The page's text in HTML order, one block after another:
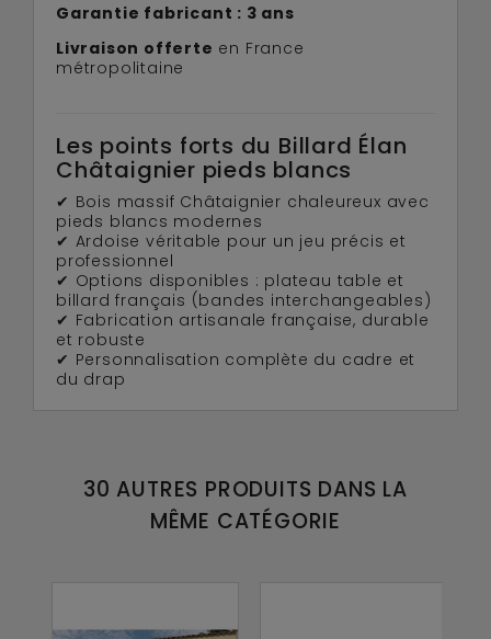
Garantie fabricant : 3 ans
Livraison offerte en France
métropolitaine
Les points forts du Billard Élan
Châtaignier pieds blancs
✔ Bois massif Châtaignier chaleureux avec
pieds blancs modernes
✔ Ardoise véritable pour un jeu précis et
professionnel
✔ Options disponibles : plateau table et
billard français (bandes interchangeables)
✔ Fabrication artisanale française, durable
et robuste
✔ Personnalisation complète du cadre et
du drap
30 AUTRES PRODUITS DANS LA
MÊME CATÉGORIE